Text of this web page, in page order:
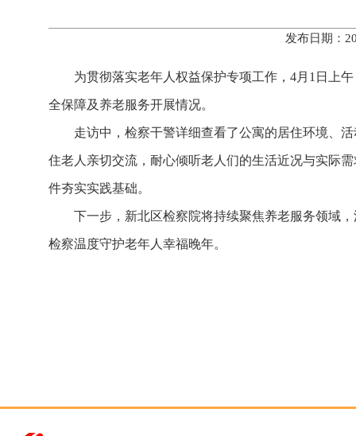
发布日期：
为贯彻落实老年人权益保护专项工作，4月1日上
全保障及养老服务开展情况。
走访中，检察干警详细查看了公寓的居住环境、
住老人亲切交流，耐心倾听老人们的生活近况与实际
件夯实实践基础。
下一步，新北区检察院将持续聚焦养老服务领域
检察温度守护老年人幸福晚年。